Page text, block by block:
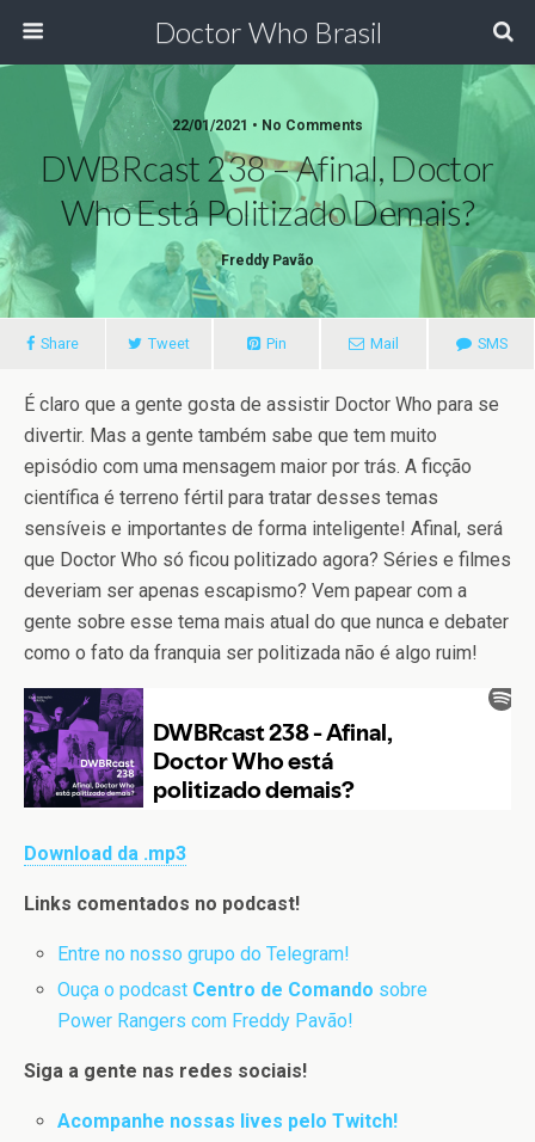
Doctor Who Brasil
22/01/2021 • No Comments
DWBRcast 238 – Afinal, Doctor
Who Está Politizado Demais?
Freddy Pavão
Share Tweet Pin Mail SMS
É claro que a gente gosta de assistir Doctor Who para se
divertir. Mas a gente também sabe que tem muito
episódio com uma mensagem maior por trás. A ficção
científica é terreno fértil para tratar desses temas
sensíveis e importantes de forma inteligente! Afinal, será
que Doctor Who só ficou politizado agora? Séries e filmes
deveriam ser apenas escapismo? Vem papear com a
gente sobre esse tema mais atual do que nunca e debater
como o fato da franquia ser politizada não é algo ruim!
Download da .mp3
Links comentados no podcast!
Entre no nosso grupo do Telegram!
Ouça o podcast Centro de Comando sobre
Power Rangers com Freddy Pavão!
Siga a gente nas redes sociais!
Acompanhe nossas lives pelo Twitch!